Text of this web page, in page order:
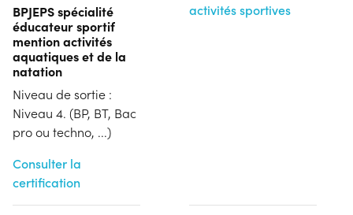
BPJEPS spécialité
éducateur sportif
mention activités
aquatiques et de la
natation
Niveau de sortie :
Niveau 4. (BP, BT, Bac
pro ou techno, ...)
Consulter la
certification
activités sportives